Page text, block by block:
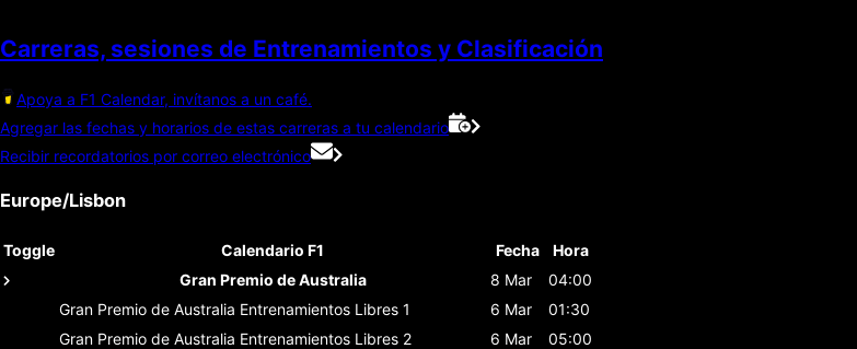
Carreras, sesiones de Entrenamientos y Clasificación
Apoya a F1 Calendar, invítanos a un café.
Agregar las fechas y horarios de estas carreras a tu calendario
Recibir recordatorios por correo electrónico
Europe/Lisbon
Toggle Calendario F1 Fecha
Hora
Gran Premio de Australia
8 Mar
04:00
Gran Premio de Australia Entrenamientos Libres 1 6 Mar
01:30
Gran Premio de Australia Entrenamientos Libres 2 6 Mar
05:00